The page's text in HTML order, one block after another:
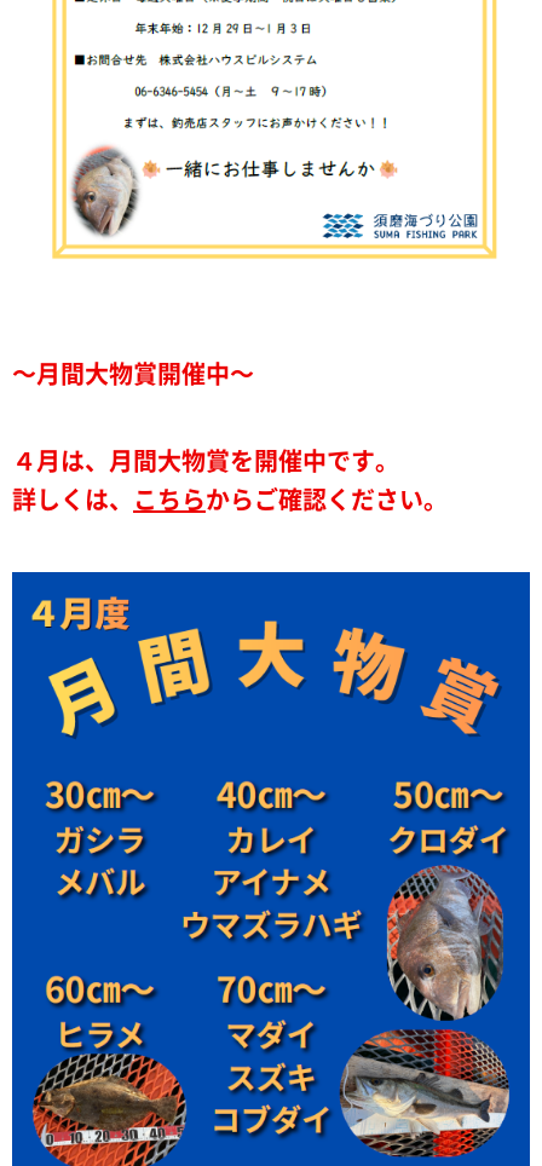
～月間大物賞開催中～
４月は、月間大物賞を開催中です。
詳しくは、 こちらからご確認ください。